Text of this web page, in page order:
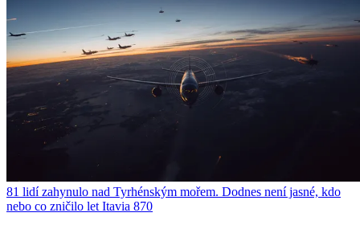
81 lidí zahynulo nad Tyrhénským mořem. Dodnes není jasné, kdo
nebo co zničilo let Itavia 870